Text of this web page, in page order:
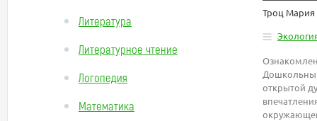
Литература
Литературное чтение
Логопедия
Математика
Троц Мария
открытой